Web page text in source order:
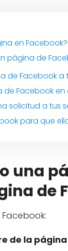
en
página de
de Facebook a
de Facebook
solicitud a tus
para que
una
de
de la página